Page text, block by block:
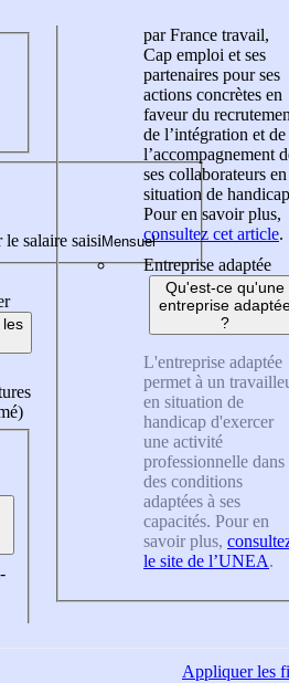
salaire saisi
par France travail,
Cap emploi et ses
partenaires pour ses
actions concrètes en
faveur du
de l’intégration et de
l’accompagnement
ses collaborateurs en
situation de
Pour en savoir plus,
consultez cet article.
Entreprise adaptée
Qu'est-ce qu'une
entreprise
?
L'entreprise adaptée
permet à un
en situation de
handicap d'exercer
une activité
professionnelle dans
des conditions
adaptées à ses
capacités. Pour en
savoir plus,
le site de l’UNEA.
Appliquerles